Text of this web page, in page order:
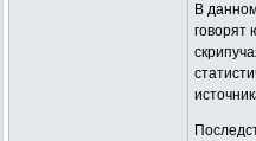
В
говорят